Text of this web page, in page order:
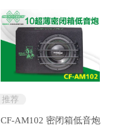
推荐
CF-AM102 密闭箱低音炮